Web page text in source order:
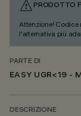
PRODOTTO
Attenzione! Codice
l'alternativa più
PARTE DI
EASY UGR<19 -
DESCRIZIONE